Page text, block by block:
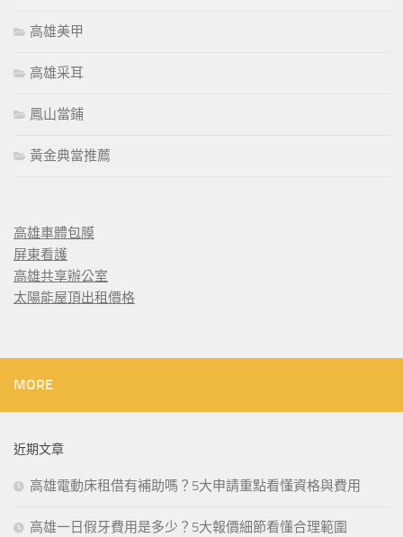
高雄美甲
高雄采耳
鳳山當鋪
黃金典當推薦
高雄車體包膜
屏東看護
高雄共享辦公室
太陽能屋頂出租價格
MORE
近期文章
高雄電動床租借有補助嗎？5大申請重點看懂資格與費用
高雄一日假牙費用是多少？5大報價細節看懂合理範圍